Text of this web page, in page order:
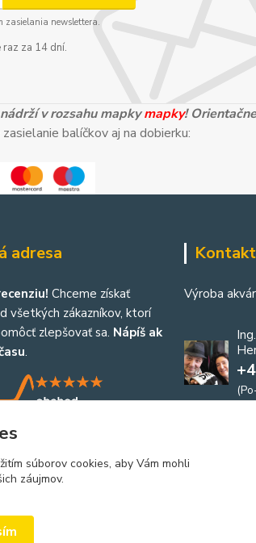
zasielania newslettera.
za 14 dní.
v rozsahu mapkymapky!
balíčkov aj na dobierku:
adresa
Chceme získať
všetkých zákazníkov, ktorí
zlepšovať sa. Nápíš ak
.
Výroba
súborov cookies, aby Vám mohli
záujmov.